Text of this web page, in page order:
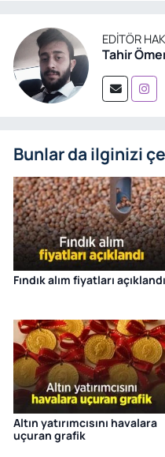
EDITÖR
Tahir
Bunlar da ilginizi
Fındık alım fiyatları açıklandı
Altın yatırımcısını havalara
uçuran grafik